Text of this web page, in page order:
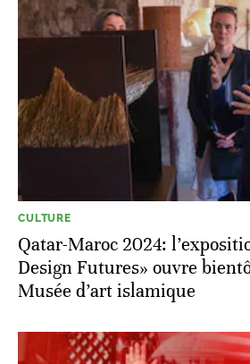
CULTURE
Qatar-Maroc 2024:
Design Futures» ouvre
Musée d’art islamique